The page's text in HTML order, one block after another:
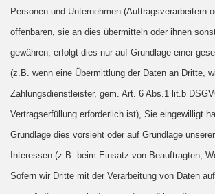
Personen und Unternehmen (Auftragsverarbeitern
offenbaren, sie an dies übermitteln oder ihnen
gewähren, erfolgt dies nur auf Grundlage einer
(z.B. wenn eine Übermittlung der Daten an Dritte,
Zahlungsdienstleister, gem. Art. 6 Abs.1 lit.b
Vertragserfüllung erforderlich ist), Sie eingewilligt
Grundlage dies vorsieht oder auf Grundlage
Interessen (z.B. beim Einsatz von Beauftragten,
Sofern wir Dritte mit der Verarbeitung von Daten